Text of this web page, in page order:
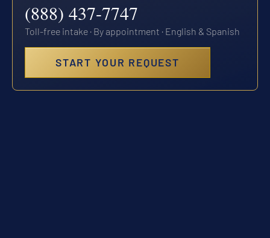
(888) 437-7747
Toll-free intake · By appointment · English & Spanish
START YOUR REQUEST